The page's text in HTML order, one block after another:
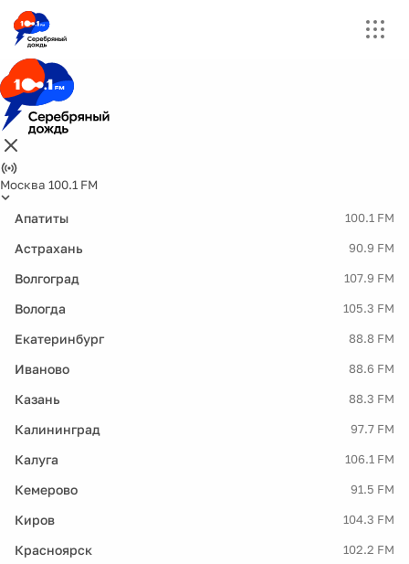
Москва 100.1 FM
Апатиты 100.1 FM
Астрахань 90.9 FM
Волгоград 107.9 FM
Вологда 105.3 FM
Екатеринбург 88.8 FM
Иваново 88.6 FM
Казань 88.3 FM
Калининград 97.7 FM
Калуга 106.1 FM
Кемерово 91.5 FM
Киров 104.3 FM
Красноярск 102.2 FM